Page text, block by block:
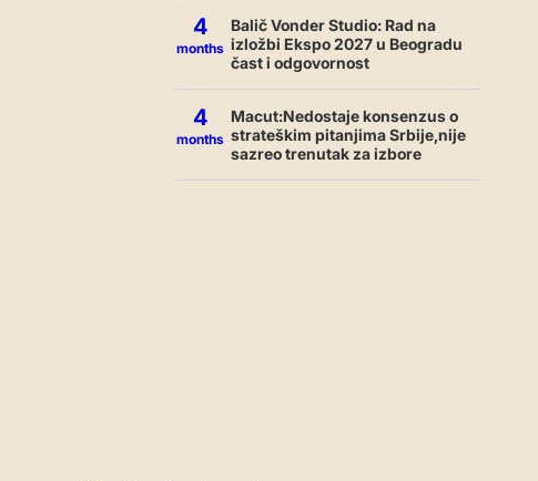
4
months
Balič Vonder Studio: Rad na
izložbi Ekspo 2027 u Beogradu
čast i odgovornost
4
months
Macut:Nedostaje konsenzus o
strateškim pitanjima Srbije,nije
sazreo trenutak za izbore